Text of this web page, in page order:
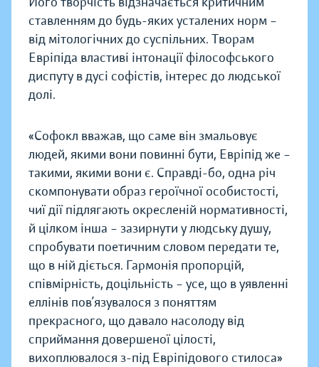
ставленням до будь-яких усталених норм –
від мітологічних до суспільних. Творам
Евріпіда властиві інтонації філософського
диспуту в дусі софістів, інтерес до людської
долі.
«Софокл вважав, що саме він змальовує
людей, якими вони повинні бути, Евріпід же –
такими, якими вони є. Справді-бо, одна річ
скомпонувати образ героїчної особистості,
чиї дії підлягають окресленій нормативності,
й цілком інша – зазирнути у людську душу,
спробувати поетичним словом передати те,
що в ній діється. Гармонія пропорцій,
співмірність, доцільність – усе, що в уявленні
еллінів пов’язувалося з поняттям
прекрасного, що давало насолоду від
сприймання довершеної цілості,
вихоплювалося з-під Евріпідового стилоса»